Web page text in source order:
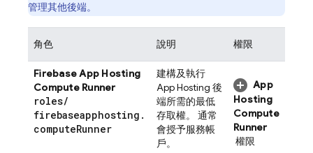
管理其他後端。
角色 說明 權限
Firebase App Hosting
Compute Runner
roles/
firebaseapphosting .
computeRunner
建構及執行
App Hosting 後
端所需的最低
存取權。 通常
會授予服務帳
戶。
App
Hosting
Compute
Runner
權限